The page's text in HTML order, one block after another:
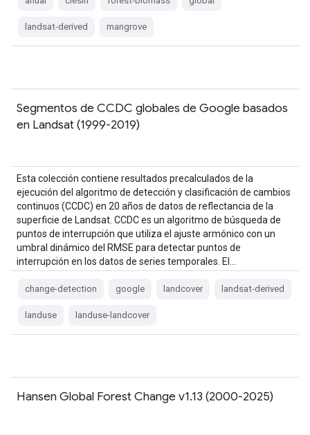
landsat-derived mangrove
Segmentos de CCDC globales de Google basados
en Landsat (1999-2019)
Esta colección contiene resultados precalculados de la
ejecución del algoritmo de detección y clasificación de cambios
continuos (CCDC) en 20 años de datos de reflectancia de la
superficie de Landsat. CCDC es un algoritmo de búsqueda de
puntos de interrupción que utiliza el ajuste armónico con un
umbral dinámico del RMSE para detectar puntos de
interrupción en los datos de series temporales. El…
change-detection google landcover landsat-derived
landuse landuse-landcover
Hansen Global Forest Change v1.13 (2000-2025)